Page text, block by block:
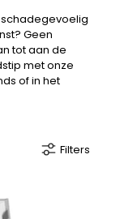
Geen
tot aan de
met onze
of in het
Filters